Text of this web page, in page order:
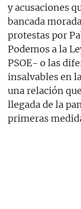
y acusaciones
bancada
protestas por
Podemos a la
PSOE- o las
insalvables en
una relación
llegada de la
primeras